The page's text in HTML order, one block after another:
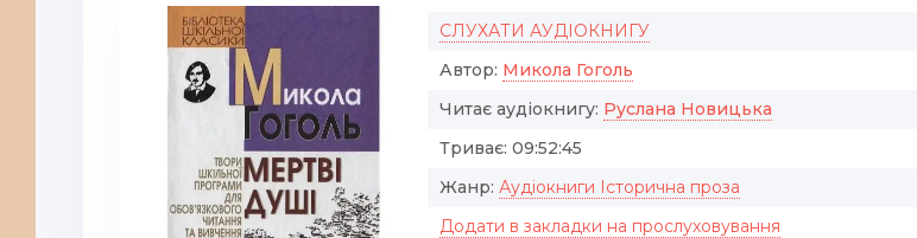
СЛУХАТИ АУДІОКНИГУ
Автор: Микола Гоголь
Читає аудіокнигу: Руслана Новицька
Триває: 09:52:45
Жанр: Аудіокниги Історична проза
Додати в закладки на прослуховування